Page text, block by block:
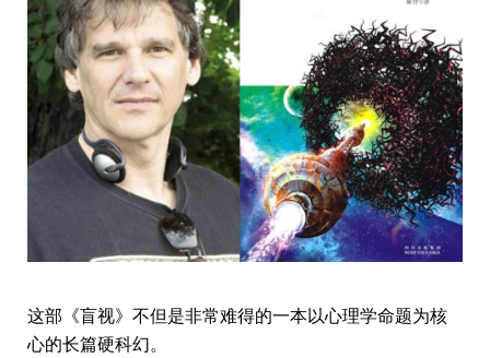
这部《盲视》不但是非常难得的一本以心理学命题为核
心的长篇硬科幻。